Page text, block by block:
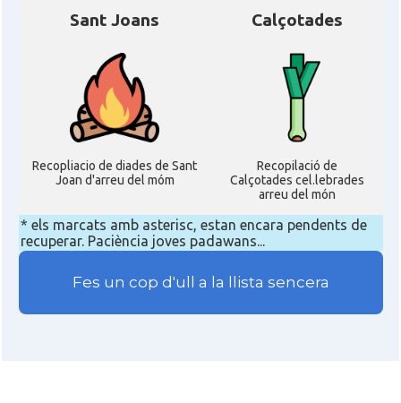
Sant Joans
Recopliacio de diades de Sant
Joan d'arreu del móm
Calçotades
Recopilació de
Calçotades cel.lebrades
arreu del món
* els marcats amb asterisc, estan encara pendents de
recuperar. Paciència joves padawans...
Fes un cop d'ull a la llista sencera